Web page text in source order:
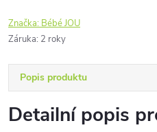
Značka: Bébé JOU
Záruka: 2 roky
Popis produktu
Detailní popis